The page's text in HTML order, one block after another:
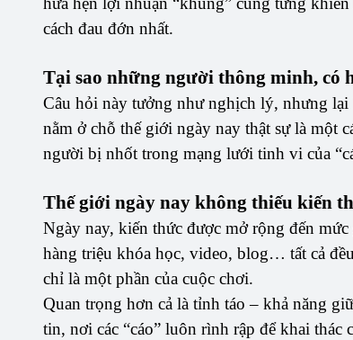
cách đau đớn nhất.
Tại sao những người thông minh, có
Câu hỏi này tưởng như nghịch lý, nhưng
nằm ở chỗ thế giới ngày nay thật sự là một
người bị nhốt trong mạng lưới tinh vi của
Thế giới ngày nay không thiếu kiến
Ngày nay, kiến thức được mở rộng đến
hàng triệu khóa học, video, blog… tất cả
chỉ là một phần của cuộc chơi.
Quan trọng hơn cả là tỉnh táo – khả năng
tin, nơi các “cáo” luôn rình rập để khai